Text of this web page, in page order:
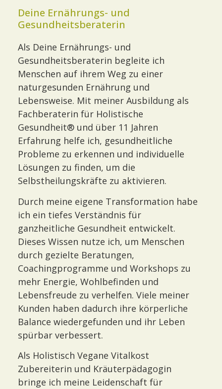
Deine Ernährungs- und
Gesundheitsberaterin
Als Deine Ernährungs- und
Gesundheitsberaterin begleite ich
Menschen auf ihrem Weg zu einer
naturgesunden Ernährung und
Lebensweise. Mit meiner Ausbildung als
Fachberaterin für Holistische
Gesundheit® und über 11 Jahren
Erfahrung helfe ich, gesundheitliche
Probleme zu erkennen und individuelle
Lösungen zu finden, um die
Selbstheilungskräfte zu aktivieren.
Durch meine eigene Transformation habe
ich ein tiefes Verständnis für
ganzheitliche Gesundheit entwickelt.
Dieses Wissen nutze ich, um Menschen
durch gezielte Beratungen,
Coachingprogramme und Workshops zu
mehr Energie, Wohlbefinden und
Lebensfreude zu verhelfen. Viele meiner
Kunden haben dadurch ihre körperliche
Balance wiedergefunden und ihr Leben
spürbar verbessert.
Als Holistisch Vegane Vitalkost
Zubereiterin und Kräuterpädagogin
bringe ich meine Leidenschaft für